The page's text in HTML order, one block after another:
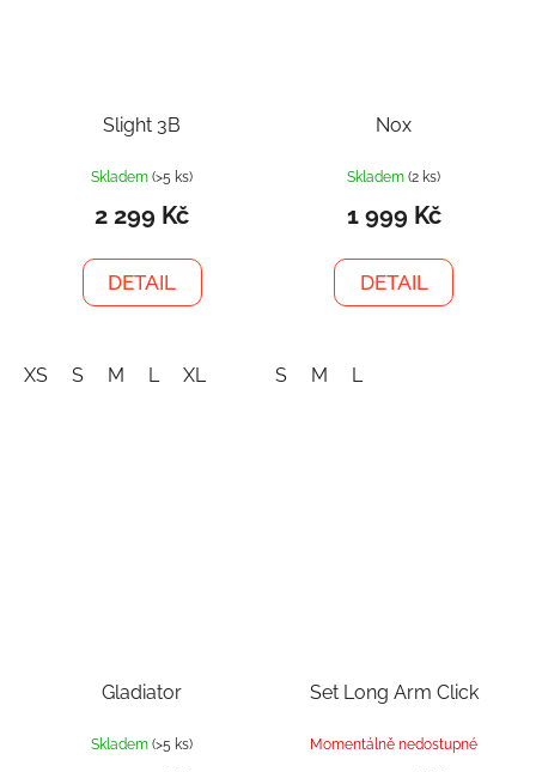
Slight 3B
Skladem(>5 ks)
2 299 Kč
DETAIL
XS S M L XL
Nox
Skladem (2 ks)
1 999 Kč
DETAIL
S M L
Gladiator
Skladem(>5 ks)
Set Long Arm Click
Momentálně nedostupné